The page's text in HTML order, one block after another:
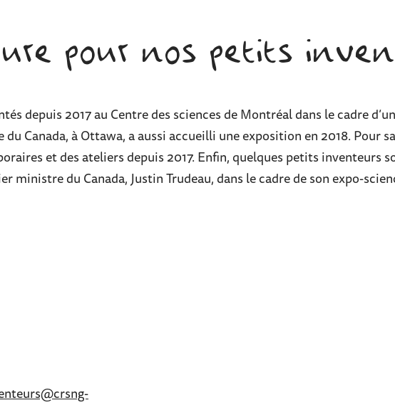
pour nos petits
depuis 2017 au Centre des sciences de Montréal dans le cadre
du Canada, à Ottawa, a aussi accueilli une exposition en 2018. Pour
et des ateliers depuis 2017. Enfin, quelques petits inventeurs
ministre du Canada, Justin Trudeau, dans le cadre de son expo-